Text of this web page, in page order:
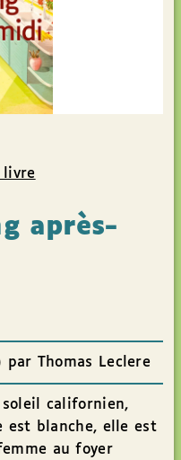
livre
après-
par Thomas Leclere
soleil californien,
est blanche, elle est
au foyer